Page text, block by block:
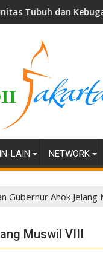
LDII Utan
LAIN NETWORK
Gubernur Ahok Jelang
Muswil VIII